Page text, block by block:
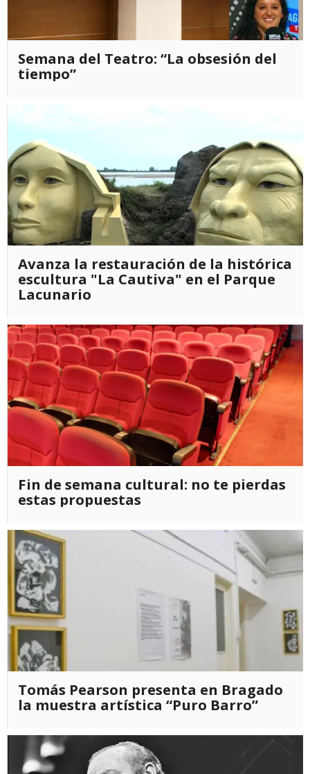
Semana del Teatro: “La obsesión del
tiempo”
Avanza la restauración de la histórica
escultura "La Cautiva" en el Parque
Lacunario
Fin de semana cultural: no te pierdas
estas propuestas
Tomás Pearson presenta en Bragado
la muestra artística “Puro Barro”